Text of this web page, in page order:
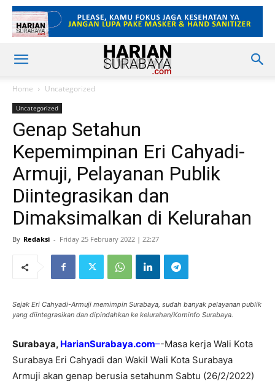
Home Uncategorized
Uncategorized
Genap Setahun
Kepemimpinan Eri Cahyadi-
Armuji, Pelayanan Publik
Diintegrasikan dan
Dimaksimalkan di Kelurahan
By Redaksi - Friday 25 February 2022 | 22:27
Sejak Eri Cahyadi-Armuji memimpin Surabaya, sudah banyak pelayanan publik
yang diintegrasikan dan dipindahkan ke kelurahan/Kominfo Surabaya.
Surabaya, HarianSurabaya.com–-Masa kerja Wali Kota
Surabaya Eri Cahyadi dan Wakil Wali Kota Surabaya
Armuji akan genap berusia setahunm Sabtu (26/2/2022)